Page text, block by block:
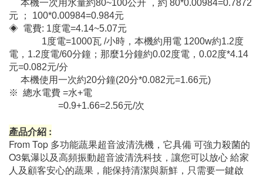
元 ； 100*0.00984=0.984元
◈ 電費: 1度電=4.14~5.07元
1度電=1000瓦 /小時，本機約用電 1200w約1.2度
電，1.2度電/60分鐘；那麼1分鐘約0.02度電，0.02度*4.14
元=0.082元/分
本機使用一次約20分鐘(20分*0.082元=1.66元)
※ 總水電費 =水+電
=0.9+1.66=2.56元/次
產品介紹 :
From Top 多功能蔬果超音波清洗機，它具備 可強力殺菌的
O3氣瀑以及高頻振動超音波清洗科技，讓您可以放心 給家
人及顧客安心的蔬果，能保持清潔與新鮮，只需要一鍵啟